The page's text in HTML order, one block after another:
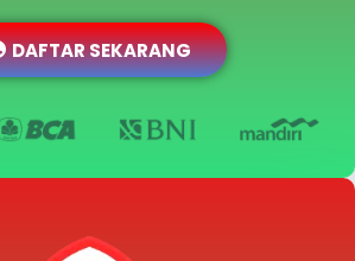
DAFTAR SEKARANG